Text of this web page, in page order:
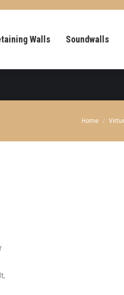
Walls Soundwalls
You are
Home